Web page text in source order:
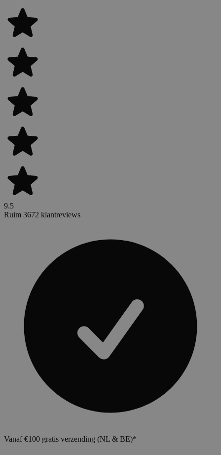
9.5
Ruim 3672 klantreviews
Vanaf €100 gratis verzending (NL & BE)*